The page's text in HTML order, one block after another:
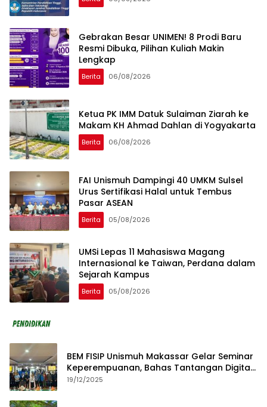
Gebrakan Besar UNIMEN! 8 Prodi Baru
Resmi Dibuka, Pilihan Kuliah Makin
Lengkap
Berita 06/08/2026
Ketua PK IMM Datuk Sulaiman Ziarah ke
Makam KH Ahmad Dahlan di Yogyakarta
Berita 06/08/2026
FAI Unismuh Dampingi 40 UMKM Sulsel
Urus Sertifikasi Halal untuk Tembus
Pasar ASEAN
Berita 05/08/2026
UMSi Lepas 11 Mahasiswa Magang
Internasional ke Taiwan, Perdana dalam
Sejarah Kampus
Berita 05/08/2026
BEM FISIP Unismuh Makassar Gelar Seminar
Keperempuanan, Bahas Tantangan Digital
dan Budaya Lokal
19/12/2025